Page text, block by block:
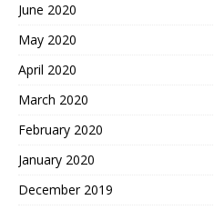
June 2020
May 2020
April 2020
March 2020
February 2020
January 2020
December 2019